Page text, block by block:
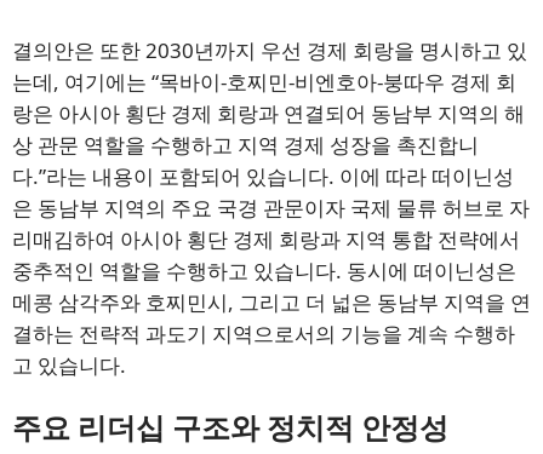
결의안은 또한 2030년까지 우선 경제 회랑을 명시하고 있
는데, 여기에는 “목바이-호찌민-비엔호아-붕따우 경제 회
랑은 아시아 횡단 경제 회랑과 연결되어 동남부 지역의 해
상 관문 역할을 수행하고 지역 경제 성장을 촉진합니
다.”라는 내용이 포함되어 있습니다. 이에 따라 떠이닌성
은 동남부 지역의 주요 국경 관문이자 국제 물류 허브로 자
리매김하여 아시아 횡단 경제 회랑과 지역 통합 전략에서
중추적인 역할을 수행하고 있습니다. 동시에 떠이닌성은
메콩 삼각주와 호찌민시, 그리고 더 넓은 동남부 지역을 연
결하는 전략적 과도기 지역으로서의 기능을 계속 수행하
고 있습니다.
주요 리더십 구조와 정치적 안정성